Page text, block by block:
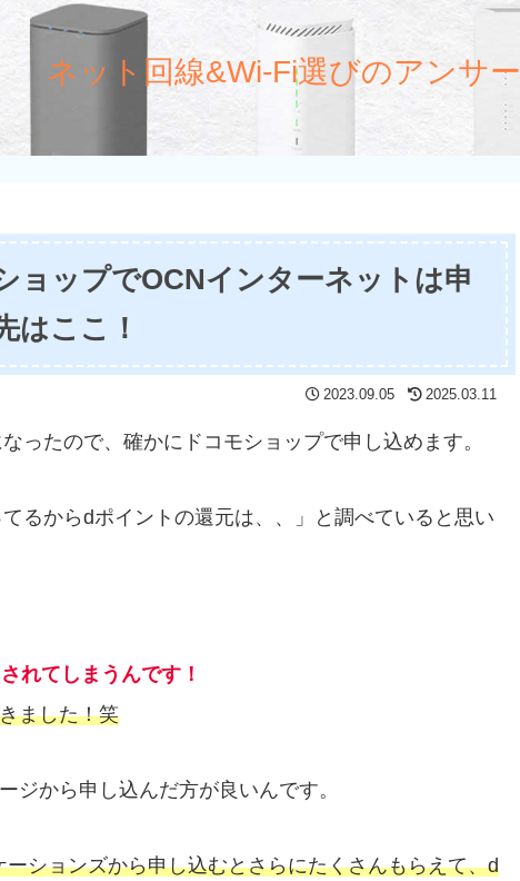
ネット回線&Wi-Fi選びのアンサー
ョップでOCNインターネットは申
はここ！
2023.09.05 2025.03.11
ったので、確かにドコモショップで申し込めます。
るからdポイントの還元は、、」と調べていると思い
れてしまうんです！
ました！笑
ジから申し込んだ方が良いんです。
ションズから申し込むとさらにたくさんもらえて、d